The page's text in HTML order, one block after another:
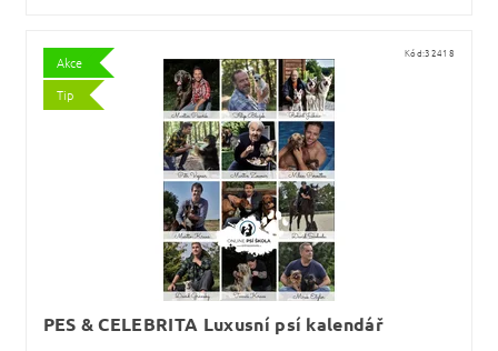
Akce
Tip
Kód:32418
PES & CELEBRITA Luxusní psí kalendář